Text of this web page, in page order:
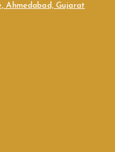
Ahmedabad, Gujarat